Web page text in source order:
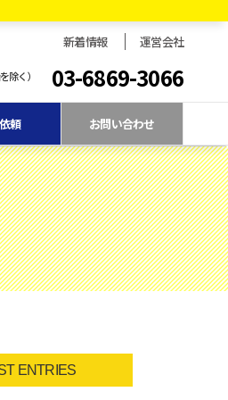
新着情報 運営会社
除く） 03-6869-3066
頼 お問い合わせ
ENTRIES